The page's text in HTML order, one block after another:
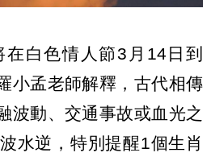
白色情人節3月14日到
小孟老師解釋，古代相傳
波動、交通事故或血光之
水逆，特別提醒1個生肖